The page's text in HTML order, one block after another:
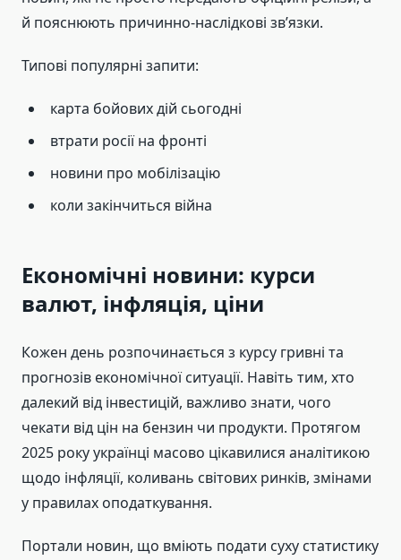
й пояснюють причинно-наслідкові зв’язки.
Типові популярні запити:
карта бойових дій сьогодні
втрати росії на фронті
новини про мобілізацію
коли закінчиться війна
Економічні новини: курси
валют, інфляція, ціни
Кожен день розпочинається з курсу гривні та
прогнозів економічної ситуації. Навіть тим, хто
далекий від інвестицій, важливо знати, чого
чекати від цін на бензин чи продукти. Протягом
2025 року українці масово цікавилися аналітикою
щодо інфляції, коливань світових ринків, змінами
у правилах оподаткування.
Портали новин, що вміють подати суху статистику